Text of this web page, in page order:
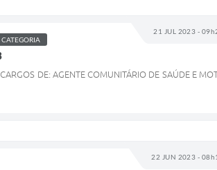
21 JUL 2023 -
CATEGORIA
DE: AGENTE COMUNITÁRIO DE SAÚDE E
22 JUN 2023 -